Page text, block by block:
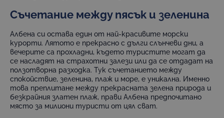
Съчетание между пясък и зеленина
Албена си остава един от най-красивите морски
курорти. Лятото е прекрасно с дълги слънчеви дни, а
вечерите са прохладни, където туристите могат да
се насладят на страхотни залези или да се отдадат на
ползотворна разходка. Тук съчетанието между
спокойствие, зеленина, плаж и море, е уникална. Именно
това преплитане между прекрасната зелена природа и
безкрайния златен плаж, прави Албена предпочитано
място за милиони туристи от цял сват.